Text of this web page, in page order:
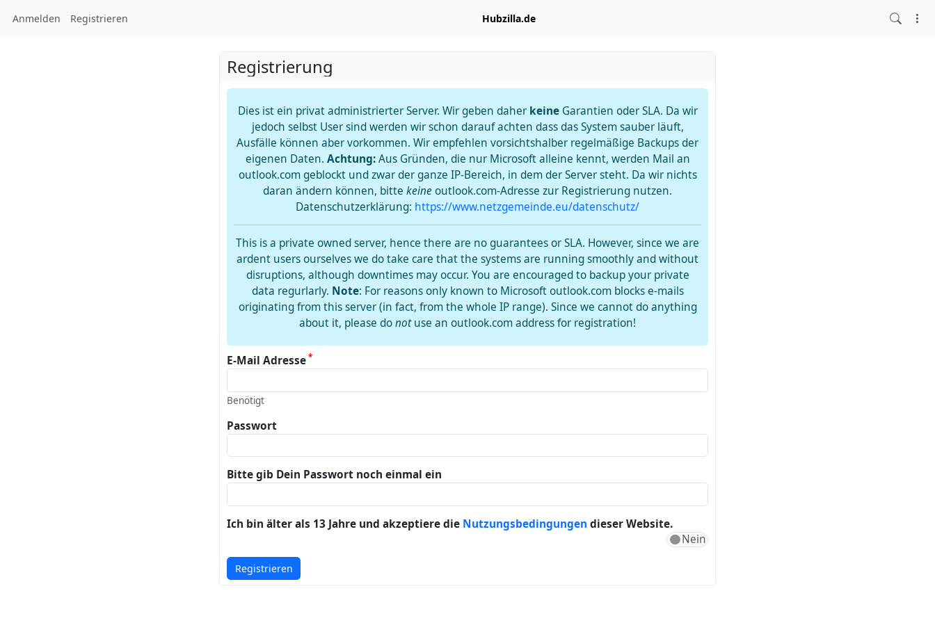
Anmelden Registrieren Hubzilla.de
Registrierung
Dies ist ein privat administrierter Server. Wir geben daher keineGarantien oder SLA. Da wir
jedoch selbst User sind werden wir schon darauf achten dass das System sauber läuft,
Ausfälle können aber vorkommen. Wir empfehlen vorsichtshalber regelmäßige Backups der
eigenen Daten. Achtung:Aus Gründen, die nur Microsoft alleine kennt, werden Mail an
outlook.com geblockt und zwar der ganze IP-Bereich, in dem der Server steht. Da wir nichts
daran ändern können, bitte keineoutlook.com-Adresse zur Registrierung nutzen.
Datenschutzerklärung: https://www.netzgemeinde.eu/datenschutz/
This is a private owned server, hence there are no guarantees or SLA. However, since we are
ardent users ourselves we do take care that the systems are running smoothly and without
disruptions, although downtimes may occur. You are encouraged to backup your private
data regurlarly. Note: For reasons only known to Microsoft outlook.com blocks e-mails
originating from this server (in fact, from the whole IP range). Since we cannot do anything
about it, please donotuse an outlook.com address for registration!
E-Mail Adresse *
Benötigt
Passwort
Bitte gib Dein Passwort noch einmal ein
Ich bin älter als 13 Jahre und akzeptiere die Nutzungsbedingungen dieser Website.
Registrieren